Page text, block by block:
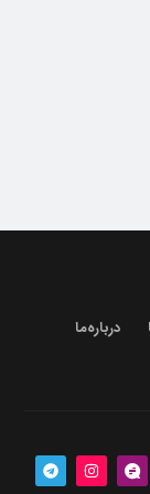
درباره‌‌ما